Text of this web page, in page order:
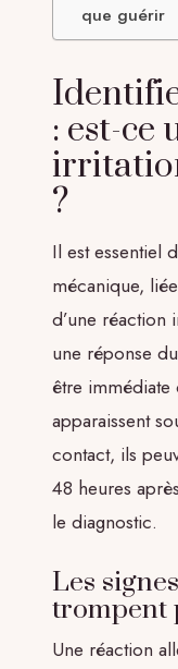
que guérir
: est-ce
?
Il est essentiel
mécanique,
d’une réaction
une réponse
être immédiate
apparaissent
contact, ils
48 heures
le diagnostic.
Les
trompent
Une réaction